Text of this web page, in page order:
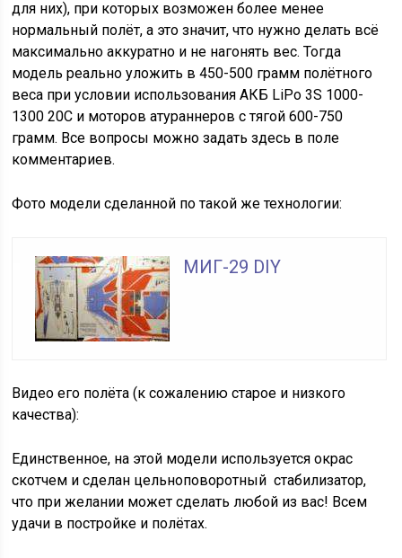
для них), при которых возможен более менее
нормальный полёт, а это значит, что нужно делать всё
максимально аккуратно и не нагонять вес. Тогда
модель реально уложить в 450-500 грамм полётного
веса при условии использования АКБ LiPo 3S 1000-
1300 20C и моторов атураннеров с тягой 600-750
грамм. Все вопросы можно задать здесь в поле
комментариев.
Фото модели сделанной по такой же технологии:
МИГ-29 DIY
Видео его полёта (к сожалению старое и низкого
качества):
Единственное, на этой модели используется окрас
скотчем и сделан цельноповоротный стабилизатор,
что при желании может сделать любой из вас! Всем
удачи в постройке и полётах.